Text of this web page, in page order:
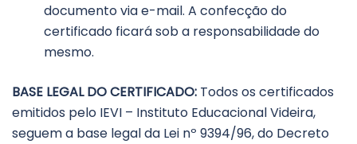
documento via e-mail. A confecção do
certificado ficará sob a responsabilidade do
mesmo.
BASE LEGAL DO CERTIFICADO: Todos os certificados
emitidos pelo IEVI – Instituto Educacional Videira,
seguem a base legal da Lei nº 9394/96, do Decreto